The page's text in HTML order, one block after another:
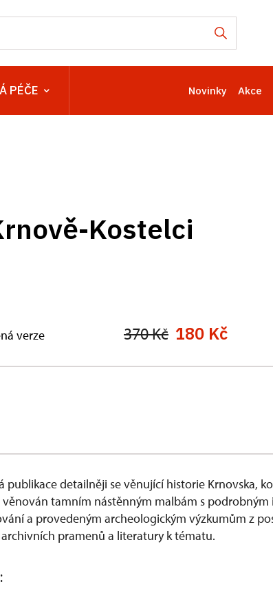
PÉČE Novinky Akce
Kostelci
verze 370 Kč 180 Kč
publikace detailněji se věnující historie Krnovska,
věnován tamním nástěnným malbám s
a provedeným archeologickým výzkumům z
pramenů a literatury k tématu.